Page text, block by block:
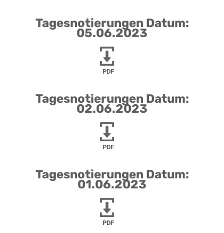
Tagesnotierungen Datum:
05.06.2023
PDF
Tagesnotierungen Datum:
02.06.2023
PDF
Tagesnotierungen Datum:
01.06.2023
PDF